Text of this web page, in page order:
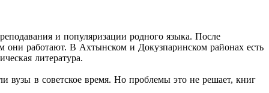
и популяризации родного языка. После
они работают. В Ахтынском и Докузпаринском районах есть
литература.
вузы в советское время. Но проблемы это не решает, книг